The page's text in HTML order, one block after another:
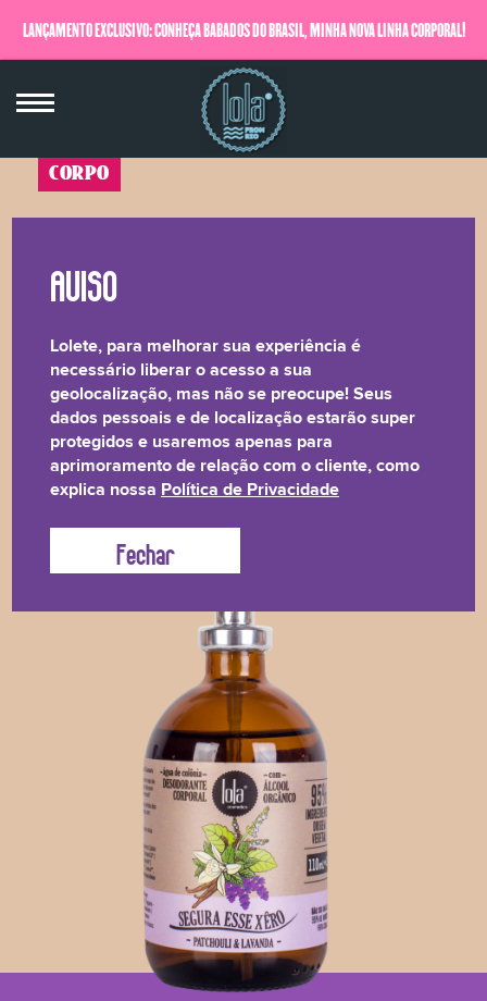
LANÇAMENTO EXCLUSIVO: CONHEÇA BABADOS DO BRASIL, MINHA NOVA LINHA CORPORAL!
QUERO SABER MAIS
CORPO
110ml
Meu perfume vem da alquimia perfeita dos óleos
essenciais de Patchouli, Cumaru, Lavanda e
fragrâncias com solventes vegetais
Lolete, para melhorar sua experiência é
necessário liberar o acesso a sua
geolocalização, mas não se preocupe! Seus
dados pessoais e de localização estarão super
protegidos e usaremos apenas para
aprimoramento de relação com o cliente, como
explica nossa Política de Privacidade